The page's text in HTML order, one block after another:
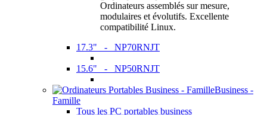
Ordinateurs assemblés sur mesure,
modulaires et évolutifs. Excellente
compatibilité Linux.
17.3" - NP70RNJT
15.6" - NP50RNJT
Business -
Famille
Tous les PC portables business